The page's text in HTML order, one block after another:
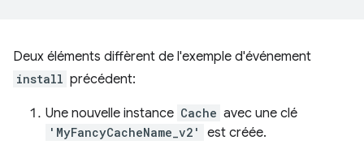
Deux éléments diffèrent de l'exemple d'événement
install précédent:
Une nouvelle instance Cache avec une clé
'MyFancyCacheName_v2'
est créée.